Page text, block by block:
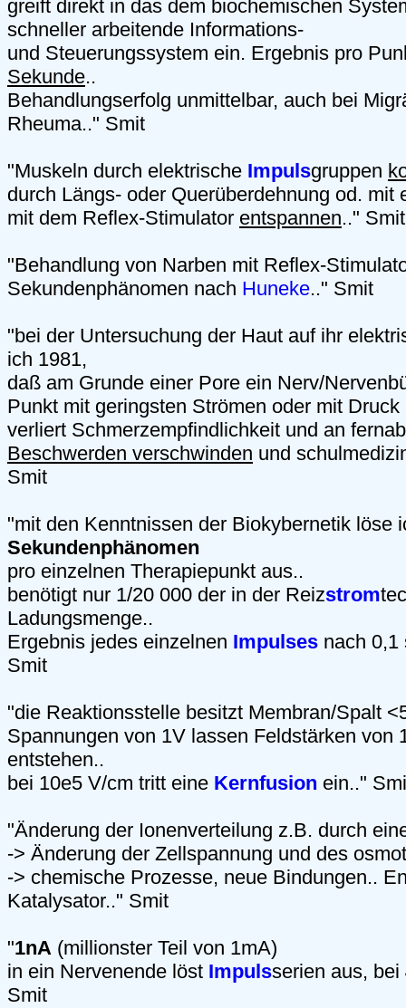
greift direkt in das dem biochemischen
schneller arbeitende Informations-
und Steuerungssystem ein. Ergebnis pro
Sekunde..
Behandlungserfolg unmittelbar, auch bei
Rheuma.." Smit
"Muskeln durch elektrische Impulsgruppen
durch Längs- oder Querüberdehnung od. mit
mit dem Reflex-Stimulator entspannen.." Smit
"Behandlung von Narben mit Reflex-
Sekundenphänomen nach Huneke.." Smit
"bei der Untersuchung der Haut auf ihr
ich 1981,
daß am Grunde einer Pore ein Nerv/
Punkt mit geringsten Strömen oder mit
verliert Schmerzempfindlichkeit und an
Beschwerden verschwinden und
Smit
"mit den Kenntnissen der Biokybernetik löse
Sekundenphänomen
pro einzelnen Therapiepunkt aus..
benötigt nur 1/20 000 der in der Reizstrom
Ladungsmenge..
Ergebnis jedes einzelnen Impulses nach 0,1
Smit
"die Reaktionsstelle besitzt Membran/Spalt
Spannungen von 1V lassen Feldstärken von
entstehen..
bei 10e5 V/cm tritt eine Kernfusion ein.."
"Änderung der Ionenverteilung z.B. durch
-> Änderung der Zellspannung und des
-> chemische Prozesse, neue Bindungen..
Katalysator.." Smit
"1nA (millionster Teil von 1mA)
in ein Nervenende löst Impulsserien aus, bei
Smit